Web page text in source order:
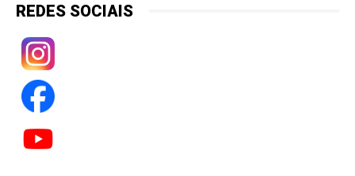
REDES SOCIAIS